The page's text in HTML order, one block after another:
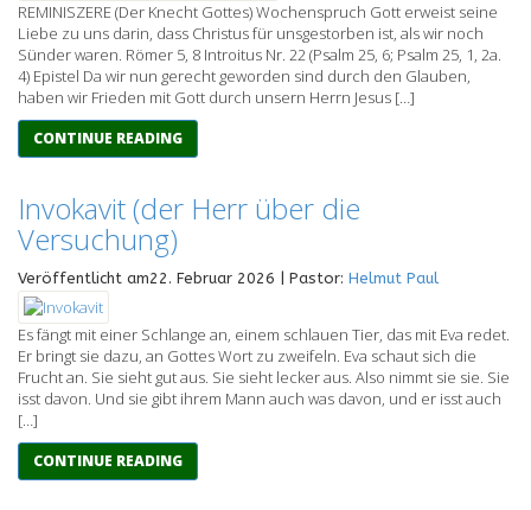
REMINISZERE (Der Knecht Gottes) Wochenspruch Gott erweist seine
Liebe zu uns darin, dass Christus für unsgestorben ist, als wir noch
Sünder waren. Römer 5, 8 Introitus Nr. 22 (Psalm 25, 6; Psalm 25, 1, 2a.
4) Epistel Da wir nun gerecht geworden sind durch den Glauben,
haben wir Frieden mit Gott durch unsern Herrn Jesus […]
CONTINUE READING
Invokavit (der Herr über die
Versuchung)
Veröffentlicht am22. Februar 2026 | Pastor: Helmut Paul
Es fängt mit einer Schlange an, einem schlauen Tier, das mit Eva redet.
Er bringt sie dazu, an Gottes Wort zu zweifeln. Eva schaut sich die
Frucht an. Sie sieht gut aus. Sie sieht lecker aus. Also nimmt sie sie. Sie
isst davon. Und sie gibt ihrem Mann auch was davon, und er isst auch
[…]
CONTINUE READING